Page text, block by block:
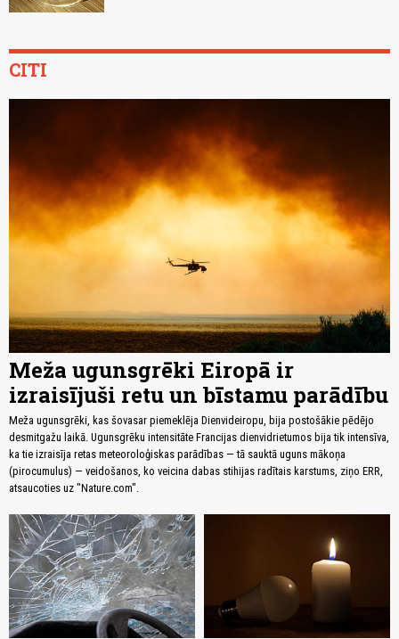
CITI
Meža ugunsgrēki Eiropā ir
izraisījuši retu un bīstamu parādību
Meža ugunsgrēki, kas šovasar piemeklēja Dienvideiropu, bija postošākie pēdējo
desmitgažu laikā. Ugunsgrēku intensitāte Francijas dienvidrietumos bija tik intensīva,
ka tie izraisīja retas meteoroloģiskas parādības — tā sauktā uguns mākoņa
(pirocumulus) — veidošanos, ko veicina dabas stihijas radītais karstums, ziņo ERR,
atsaucoties uz "Nature.com".